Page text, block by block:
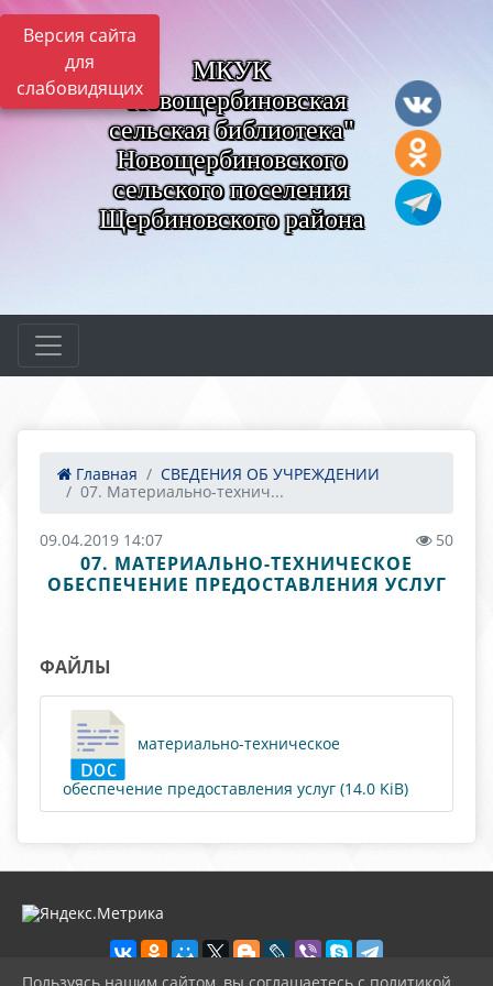
Версия сайта
для
слабовидящих
МКУК
"Новощербиновская
сельская библиотека"
Новощербиновского
сельского поселения
Щербиновского района
Главная
СВЕДЕНИЯ ОБ УЧРЕЖДЕНИИ
07. Материально-технич...
09.04.2019 14:07 50
07. МАТЕРИАЛЬНО-ТЕХНИЧЕСКОЕ
ОБЕСПЕЧЕНИЕ ПРЕДОСТАВЛЕНИЯ УСЛУГ
ФАЙЛЫ
материально-техническое
обеспечение предоставления услуг (14.0 KiB)